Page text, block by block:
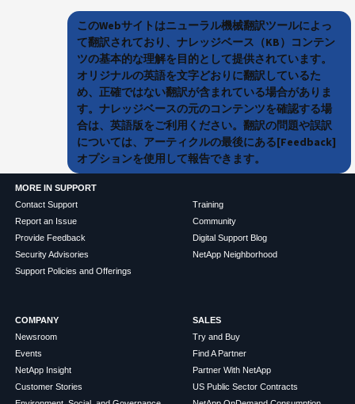
このWebサイトはニューラル機械翻訳ツールによっ
て翻訳されており、ナレッジベース（KB）コンテン
ツの基本的な理解を目的として提供されています。
オリジナルの英語を文字どおりに翻訳しているた
め、正確ではない翻訳が含まれている場合がありま
す。ナレッジベースの元のコンテンツを確認する場
合は、英語版をご利用ください。翻訳の問題や誤訳
については、アーティクルの最後にある[Feedback]
オプションを使用して報告できます。
MORE IN SUPPORT
Contact Support
Report an Issue
Provide Feedback
Security Advisories
Support Policies and Offerings
Training
Community
Digital Support Blog
NetApp Neighborhood
COMPANY
Newsroom
Events
NetApp Insight
Customer Stories
SALES
Try and Buy
Find A Partner
Partner With NetApp
US Public Sector Contracts